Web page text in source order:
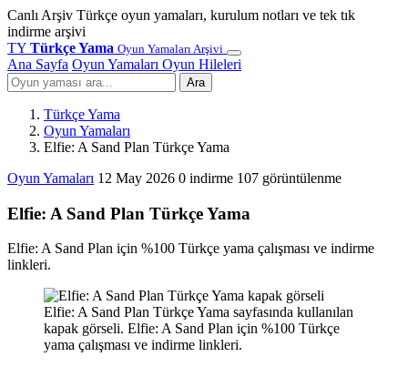
Canlı Arşiv Türkçe oyun yamaları, kurulum notları ve tek tık
indirme arşivi
TY Türkçe Yama Oyun Yamaları Arşivi
Ana Sayfa Oyun Yamaları Oyun Hileleri
Ara
Türkçe Yama
Oyun Yamaları
Elfie: A Sand Plan Türkçe Yama
Oyun Yamaları 12 May 2026 0 indirme 107 görüntülenme
Elfie: A Sand Plan Türkçe Yama
Elfie: A Sand Plan için %100 Türkçe yama çalışması ve indirme
linkleri.
Elfie: A Sand Plan Türkçe Yama sayfasında kullanılan
kapak görseli. Elfie: A Sand Plan için %100 Türkçe
yama çalışması ve indirme linkleri.